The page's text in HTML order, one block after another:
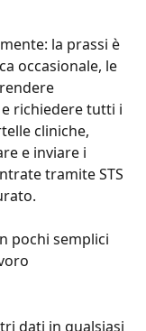
la prassi è
occasionale, le
richiedere tutti i
cliniche,
e inviare i
tramite STS
pochi semplici
dati in qualsiasi